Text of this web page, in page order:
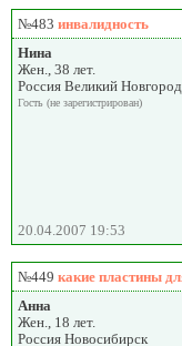
№483 инвалидность
Нина
Жен., 38 лет.
Россия Великий Новгород
Гость (не зарегистрирован)
20.04.2007 19:53
№449 какие пластины
Анна
Жен., 18 лет.
Россия Новосибирск